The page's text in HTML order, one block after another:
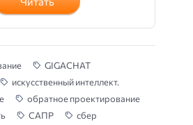
GIGACHAT
искусственный интеллект.
обратное проектирование
САПР
сбер